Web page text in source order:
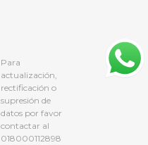
Para
actualización,
rectificación o
supresión de
datos por favor
contactar al
018000112898